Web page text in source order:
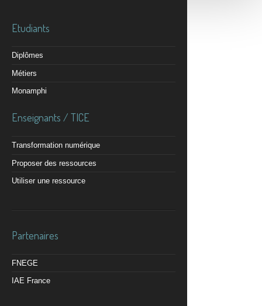
Etudiants
Diplômes
Métiers
Monamphi
Enseignants / TICE
Transformation numérique
Proposer des ressources
Utiliser une ressource
Partenaires
FNEGE
IAE France